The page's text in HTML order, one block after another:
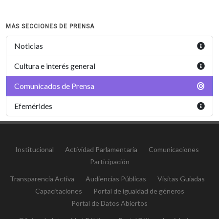
MAS SECCIONES DE PRENSA
Noticias
Cultura e interés general
Comunicados de Prensa
Efemérides
Institucional Actividad Parlamentaria
Comunicaciones
Participación
Transparencia Activa Audiencias Públicas
Visitas Guiadas
Capacitaciones
Portal de igualdad de géneros
Portal de Datos Abiertos